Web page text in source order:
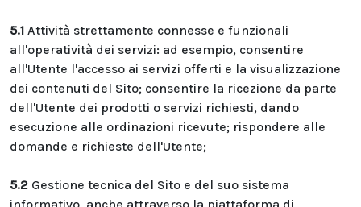
5.1 Attività strettamente connesse e funzionali
all'operatività dei servizi: ad esempio, consentire
all'Utente l'accesso ai servizi offerti e la visualizzazione
dei contenuti del Sito; consentire la ricezione da parte
dell'Utente dei prodotti o servizi richiesti, dando
esecuzione alle ordinazioni ricevute; rispondere alle
domande e richieste dell'Utente;
5.2 Gestione tecnica del Sito e del suo sistema